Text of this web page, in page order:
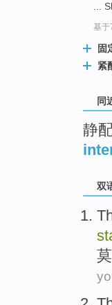
...
基
固
紧
同
静
双